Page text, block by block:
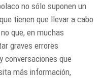
no sólo suponen un
tienen que llevar a cabo
que, en muchas
graves errores
conversaciones que
más información,